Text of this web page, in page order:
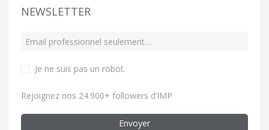
NEWSLETTER
Je ne suis pas un robot.
Rejoignez nos 24.900+ followers d’IMP
Envoyer